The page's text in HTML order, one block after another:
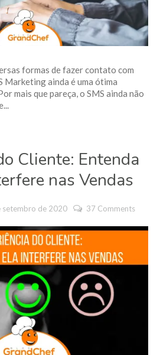
formas de fazer contato com
Marketing ainda é uma ótima
mais que pareça, o SMS ainda não
Cliente: Entenda
nas Vendas
setembro de 2020 37 Comments